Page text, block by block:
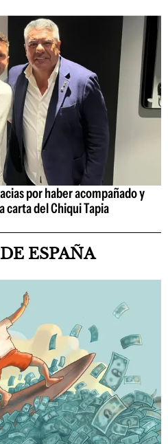
por haber acompañado y
carta del Chiqui Tapia
ESPAÑA